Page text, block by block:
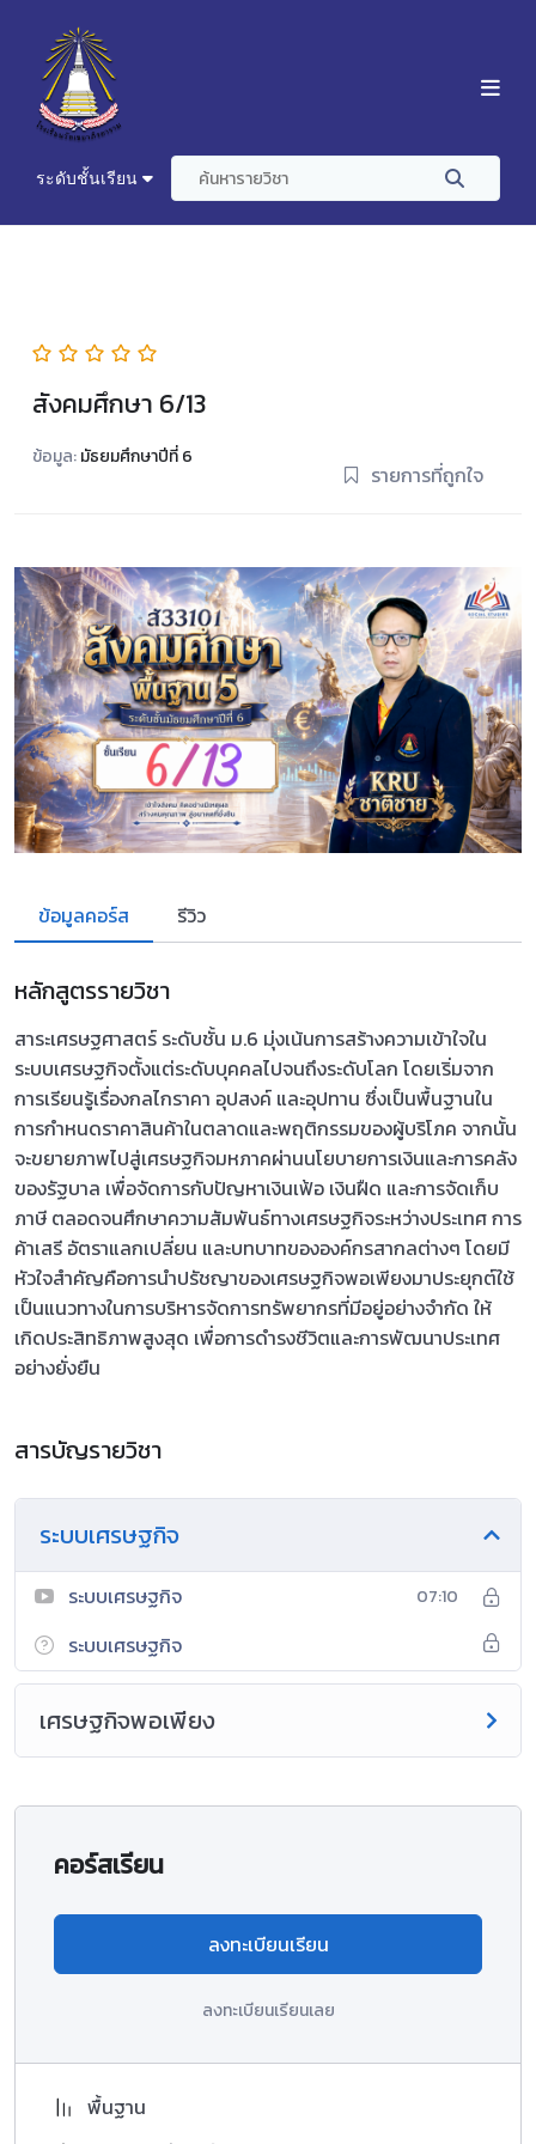
ระดับชั้นเรียน
สังคมศึกษา 6/13
ข้อมูล:มัธยมศึกษาปีที่ 6
รายการที่ถูกใจ
ข้อมูลคอร์ส รีวิว
หลักสูตรรายวิชา
สาระเศรษฐศาสตร์ ระดับชั้น ม.6 มุ่งเน้นการสร้างความเข้าใจใน
ระบบเศรษฐกิจตั้งแต่ระดับบุคคลไปจนถึงระดับโลก โดยเริ่มจาก
การเรียนรู้เรื่องกลไกราคา อุปสงค์ และอุปทาน ซึ่งเป็นพื้นฐานใน
การกำหนดราคาสินค้าในตลาดและพฤติกรรมของผู้บริโภค จากนั้น
จะขยายภาพไปสู่เศรษฐกิจมหภาคผ่านนโยบายการเงินและการคลัง
ของรัฐบาล เพื่อจัดการกับปัญหาเงินเฟ้อ เงินฝืด และการจัดเก็บ
ภาษี ตลอดจนศึกษาความสัมพันธ์ทางเศรษฐกิจระหว่างประเทศ การ
ค้าเสรี อัตราแลกเปลี่ยน และบทบาทขององค์กรสากลต่างๆ โดยมี
หัวใจสำคัญคือการนำปรัชญาของเศรษฐกิจพอเพียงมาประยุกต์ใช้
เป็นแนวทางในการบริหารจัดการทรัพยากรที่มีอยู่อย่างจำกัด ให้
เกิดประสิทธิภาพสูงสุด เพื่อการดำรงชีวิตและการพัฒนาประเทศ
อย่างยั่งยืน
สารบัญรายวิชา
ระบบเศรษฐกิจ
ระบบเศรษฐกิจ 07:10
ระบบเศรษฐกิจ
เศรษฐกิจพอเพียง
คอร์สเรียน
ลงทะเบียนเรียน
ลงทะเบียนเรียนเลย
พื้นฐาน